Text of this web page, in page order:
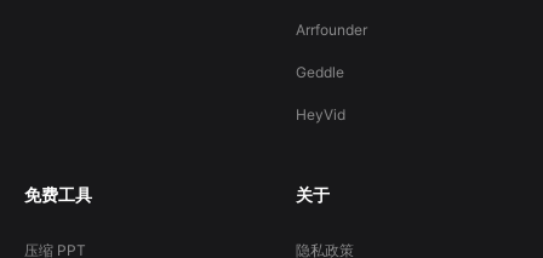
Arrfounder
Geddle
HeyVid
免费工具
压缩 PPT
关于
隐私政策